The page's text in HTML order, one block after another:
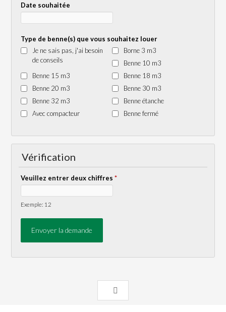
Date souhaitée
Type de benne(s) que vous souhaitez louer
Je ne sais pas, j'ai besoin
de conseils
Borne 3 m3
Benne 10 m3
Benne 15 m3
Benne 18 m3
Benne 20 m3
Benne 30 m3
Benne 32 m3
Benne étanche
Avec compacteur
Benne fermé
Vérification
Veuillez entrer deux chiffres*
Exemple: 12